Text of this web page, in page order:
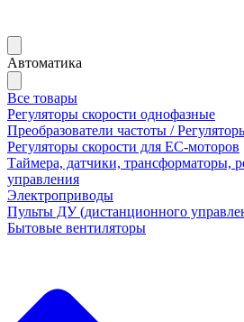
Автоматика
Все товары
Регуляторы скорости однофазные
Преобразователи частоты /
Регуляторы скорости для ЕС-моторов
Таймера, датчики, трансформаторы,
управления
Электроприводы
Пульты ДУ (дистанционного
Бытовые вентиляторы